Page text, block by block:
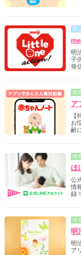
学
明
子
発
得
ア
お
齢
得
ほ
公
情
録！
得
明
明
ア